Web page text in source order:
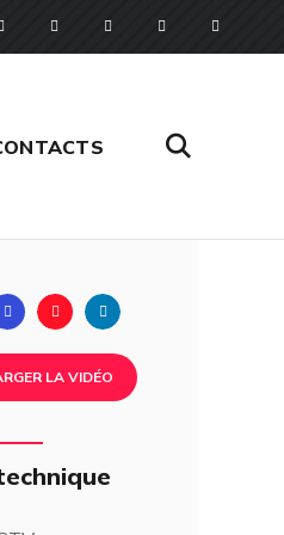
FacebookPinterest
LA VIDÉO